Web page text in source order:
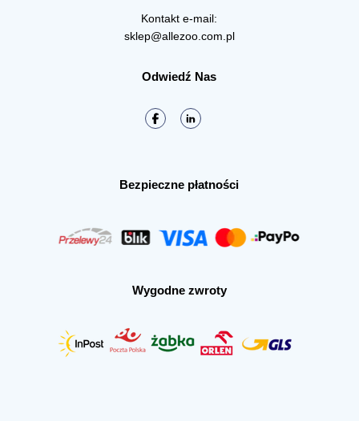
Kontakt e-mail:
sklep@allezoo.com.pl
Odwiedź Nas
Bezpieczne płatności
Wygodne zwroty